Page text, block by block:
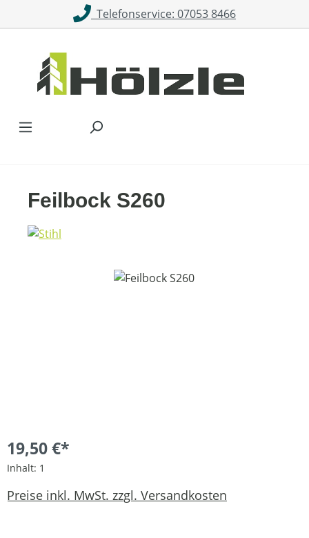
Zum Hauptinhalt springenTelefonservice: 07053 8466
Feilbock S260
Bildergalerie überspringen
19,50 €*
Inhalt: 1
Preise inkl. MwSt. zzgl. Versandkosten